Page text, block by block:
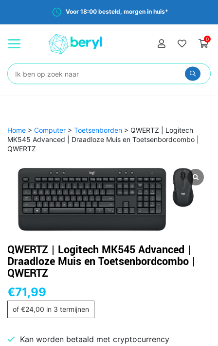
Voor 18:00 besteld, morgen in huis*
0
Zoeken:
Home > Computer > Toetsenborden > QWERTZ | Logitech
MK545 Advanced | Draadloze Muis en Toetsenbordcombo |
QWERTZ
QWERTZ | Logitech MK545 Advanced |
Draadloze Muis en Toetsenbordcombo |
QWERTZ
€71,99
of €24,00 in 3 termijnen
Kan worden betaald met cryptocurrency